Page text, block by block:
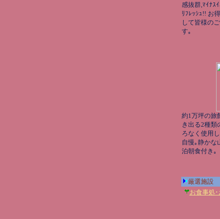
感抜群,ﾏｲﾅｽ
ﾘﾌﾚｯｼｭ!! お
して皆様の
す｡
約1万坪の旅
き出る2種類
ろなく使用
自慢｡静かな
泊朝食付き｡
厳選施設
お食事処